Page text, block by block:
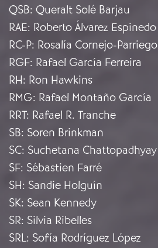
QSB: Queralt Solé Barjau
RAE: Roberto Álvarez Espinedo
RC-P: Rosalía Cornejo-Parriego
RGF: Rafael García Ferreira
RH: Ron Hawkins
RMG: Rafael Montaño García
RRT: Rafael R. Tranche
SB: Soren Brinkman
SC: Suchetana Chattopadhyay
SF: Sébastien Farré
SH: Sandie Holguín
SK: Sean Kennedy
SR: Silvia Ribelles
SRL: Sofía Rodríguez López